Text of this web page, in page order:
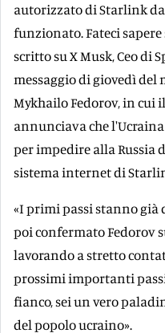
autorizzato di Starlink
funzionato. Fateci sapere
scritto su X Musk, Ceo di
messaggio di giovedì
Mykhailo Fedorov, in cui
annunciava che
per impedire alla
sistema internet di
«I primi passi stanno già
poi confermato Fedorov
lavorando a stretto
prossimi importanti
fianco, sei un vero
del popolo ucraino».